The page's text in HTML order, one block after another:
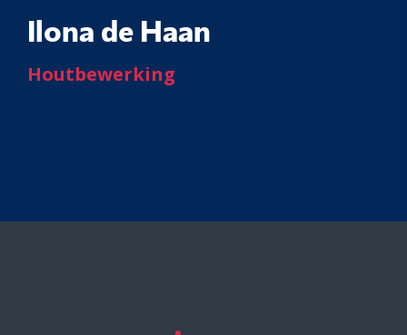
Ilona de Haan
Houtbewerking